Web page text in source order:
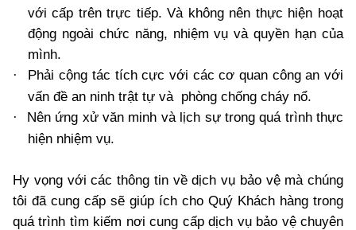
với cấp trên trực tiếp. Và không nên thực hiện hoạt
động ngoài chức năng, nhiệm vụ và quyền hạn của
mình.
·
Phải cộng tác tích cực với các cơ quan công an với
vấn đề an ninh trật tự và phòng chống cháy nổ.
·
Nên ứng xử văn minh và lịch sự trong quá trình thực
hiện nhiệm vụ.
Hy vọng với các thông tin về dịch vụ bảo vệ mà chúng
tôi đã cung cấp sẽ giúp ích cho Quý Khách hàng trong
quá trình tìm kiếm nơi cung cấpdịch vụ bảo vệ chuyên